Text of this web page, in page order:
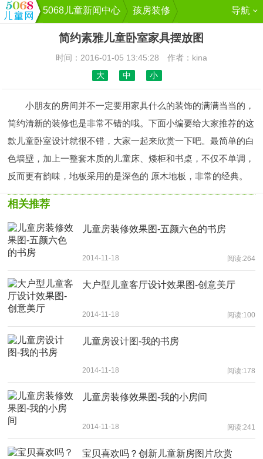
5068儿童新闻中心 孩房装修 导航
简约素雅儿童卧室家具摆放图
时间：2016-01-05 13:45:28 作者：kina
大 中 小
小朋友的房间并不一定要用家具什么的装饰的满满当当的，
简约清新的装修也是非常不错的哦。下面小编要给大家推荐的这
款儿童卧室设计就很不错，大家一起来欣赏一下吧。最简单的白
色墙壁，加上一整套木质的儿童床、矮柜和书桌，不仅不单调，
反而更有韵味，地板采用的是深色的 原木地板，非常的经典。
相关推荐
儿童房装修效果图-五颜六色的书房
2014-11-18 阅读:264
大户型儿童客厅设计效果图-创意美厅
2014-11-18 阅读:100
儿童房设计图-我的书房
2014-11-18 阅读:178
儿童房装修效果图-我的小房间
2014-11-18 阅读:241
宝贝喜欢吗？创新儿童新房图片欣赏